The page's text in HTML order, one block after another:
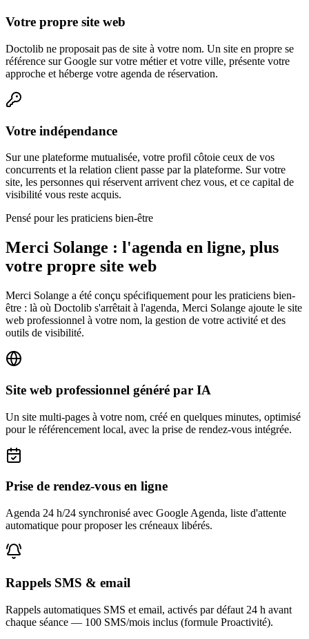
Votre propre site web
Doctolib ne proposait pas de site à votre nom. Un site en propre se
référence sur Google sur votre métier et votre ville, présente votre
approche et héberge votre agenda de réservation.
Votre indépendance
Sur une plateforme mutualisée, votre profil côtoie ceux de vos
concurrents et la relation client passe par la plateforme. Sur votre
site, les personnes qui réservent arrivent chez vous, et ce capital de
visibilité vous reste acquis.
Pensé pour les praticiens bien-être
Merci Solange : l'agenda en ligne, plus
votre propre site web
Merci Solange a été conçu spécifiquement pour les praticiens bien-
être : là où Doctolib s'arrêtait à l'agenda, Merci Solange ajoute le site
web professionnel à votre nom, la gestion de votre activité et des
outils de visibilité.
Site web professionnel généré par IA
Un site multi-pages à votre nom, créé en quelques minutes, optimisé
pour le référencement local, avec la prise de rendez-vous intégrée.
Prise de rendez-vous en ligne
Agenda 24 h/24 synchronisé avec Google Agenda, liste d'attente
automatique pour proposer les créneaux libérés.
Rappels SMS & email
Rappels automatiques SMS et email, activés par défaut 24 h avant
chaque séance — 100 SMS/mois inclus (formule Proactivité).